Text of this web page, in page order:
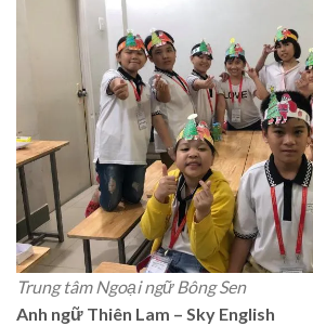
Trung tâm Ngoại ngữ Bông Sen
Anh ngữ Thiên Lam – Sky English